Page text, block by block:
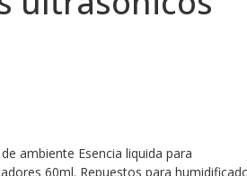
ambiente Esencia liquida para
60ml. Repuestos para